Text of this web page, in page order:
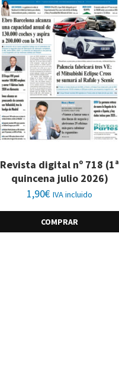
Revista digital nº 718 (1ª
quincena julio 2026)
1,90€ IVA incluido
COMPRAR